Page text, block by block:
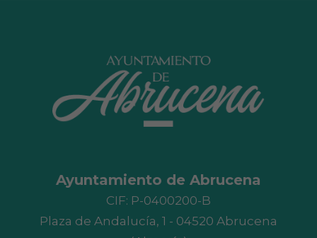
Ayuntamiento de Abrucena
CIF: P-0400200-B
Plaza de Andalucía, 1 - 04520 Abrucena